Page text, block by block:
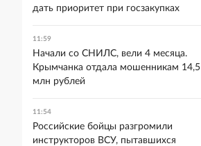
дать приоритет при госзакупках
11:59
Начали со СНИЛС, вели 4 месяца.
Крымчанка отдала мошенникам 14,5
млн рублей
11:54
Российские бойцы разгромили
инструкторов ВСУ, пытавшихся